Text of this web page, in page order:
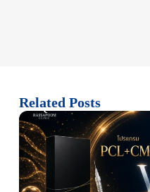
Related Posts